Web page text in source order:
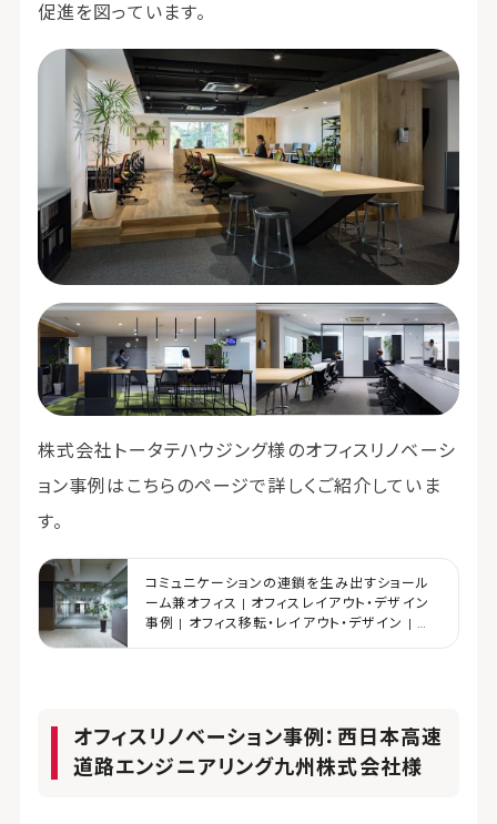
促進を図っています。
株式会社トータテハウジング様のオフィスリノベーシ
ョン事例はこちらのページで詳しくご紹介していま
す。
コミュニケーションの連鎖を生み出すショール
ーム兼オフィス | オフィスレイアウト・デザイン
事例 | オフィス移転・レイアウト・デザイン | コ
オフィスリノベーション事例：西日本高速
道路エンジニアリング九州株式会社様